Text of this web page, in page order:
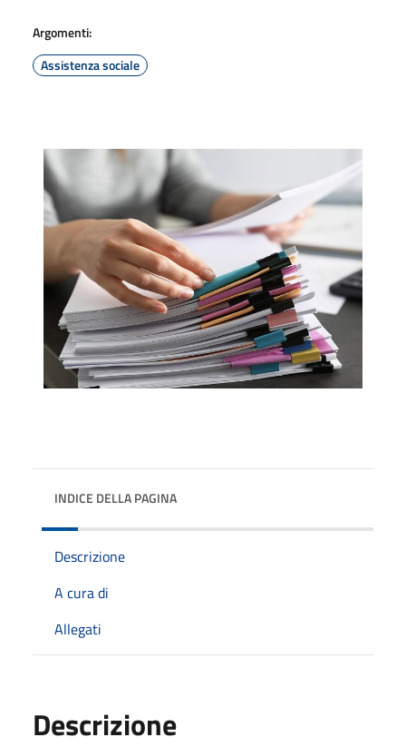
Argomenti:
Assistenza sociale
INDICE DELLA PAGINA
Descrizione
A cura di
Allegati
Descrizione